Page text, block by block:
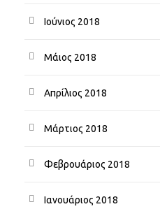
Ιούνιος 2018
Μάιος 2018
Απρίλιος 2018
Μάρτιος 2018
Φεβρουάριος 2018
Ιανουάριος 2018